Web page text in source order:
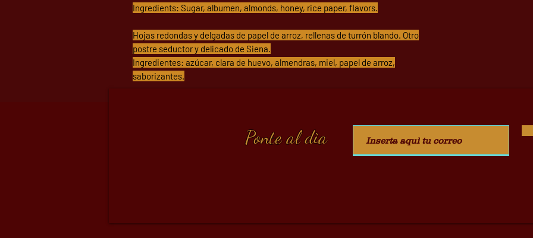
Ingredients: Sugar, albumen, almonds, honey, rice paper, flavors.
Hojas redondas y delgadas de papel de arroz, rellenas de turrón blando. Otro
postre seductor y delicado de Siena.
Ingredientes: azúcar, clara de huevo, almendras, miel, papel de arroz,
saborizantes.
Ponte al dìa